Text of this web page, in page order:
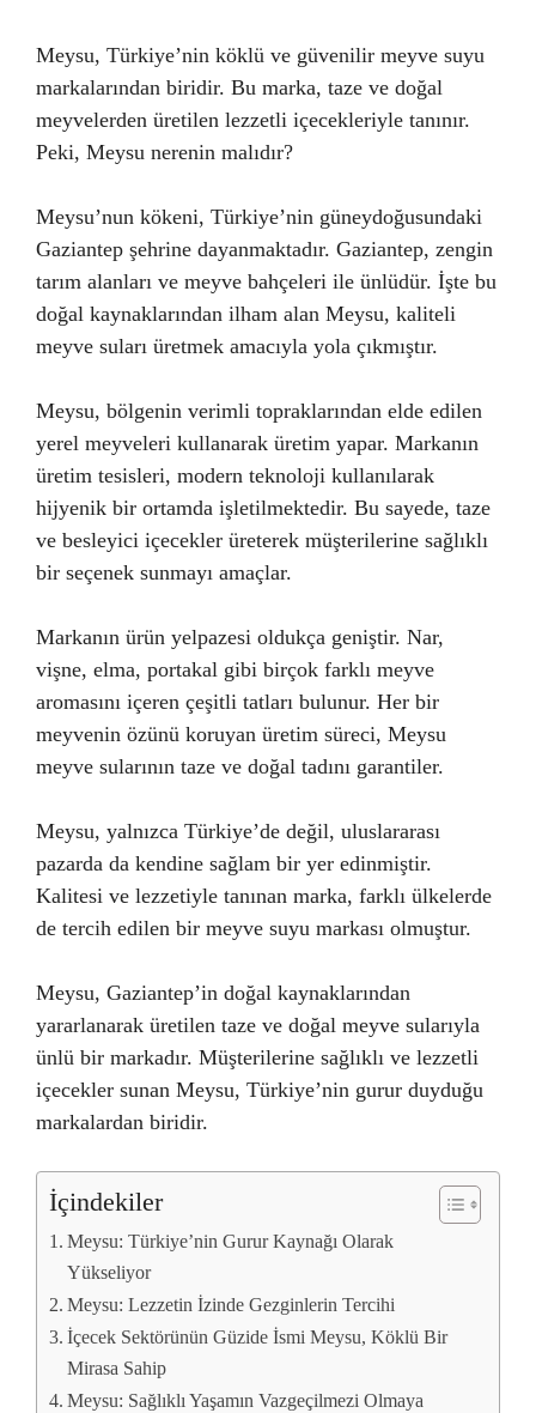
Meysu, Türkiye’nin köklü ve güvenilir meyve suyu
markalarından biridir. Bu marka, taze ve doğal
meyvelerden üretilen lezzetli içecekleriyle tanınır.
Peki, Meysu nerenin malıdır?
Meysu’nun kökeni, Türkiye’nin güneydoğusundaki
Gaziantep şehrine dayanmaktadır. Gaziantep, zengin
tarım alanları ve meyve bahçeleri ile ünlüdür. İşte bu
doğal kaynaklarından ilham alan Meysu, kaliteli
meyve suları üretmek amacıyla yola çıkmıştır.
Meysu, bölgenin verimli topraklarından elde edilen
yerel meyveleri kullanarak üretim yapar. Markanın
üretim tesisleri, modern teknoloji kullanılarak
hijyenik bir ortamda işletilmektedir. Bu sayede, taze
ve besleyici içecekler üreterek müşterilerine sağlıklı
bir seçenek sunmayı amaçlar.
Markanın ürün yelpazesi oldukça geniştir. Nar,
vişne, elma, portakal gibi birçok farklı meyve
aromasını içeren çeşitli tatları bulunur. Her bir
meyvenin özünü koruyan üretim süreci, Meysu
meyve sularının taze ve doğal tadını garantiler.
Meysu, yalnızca Türkiye’de değil, uluslararası
pazarda da kendine sağlam bir yer edinmiştir.
Kalitesi ve lezzetiyle tanınan marka, farklı ülkelerde
de tercih edilen bir meyve suyu markası olmuştur.
Meysu, Gaziantep’in doğal kaynaklarından
yararlanarak üretilen taze ve doğal meyve sularıyla
ünlü bir markadır. Müşterilerine sağlıklı ve lezzetli
içecekler sunan Meysu, Türkiye’nin gurur duyduğu
markalardan biridir.
İçindekiler
Meysu: Türkiye’nin Gurur Kaynağı Olarak
Yükseliyor
Meysu: Lezzetin İzinde Gezginlerin Tercihi
İçecek Sektörünün Güzide İsmi Meysu, Köklü Bir
Mirasa Sahip
Meysu: Sağlıklı Yaşamın Vazgeçilmezi Olmaya